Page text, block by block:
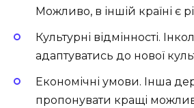
Можливо, в іншій країні є
Культурні відмінності.
адаптуватись до нової
Економічні умови. Інша
пропонувати кращі